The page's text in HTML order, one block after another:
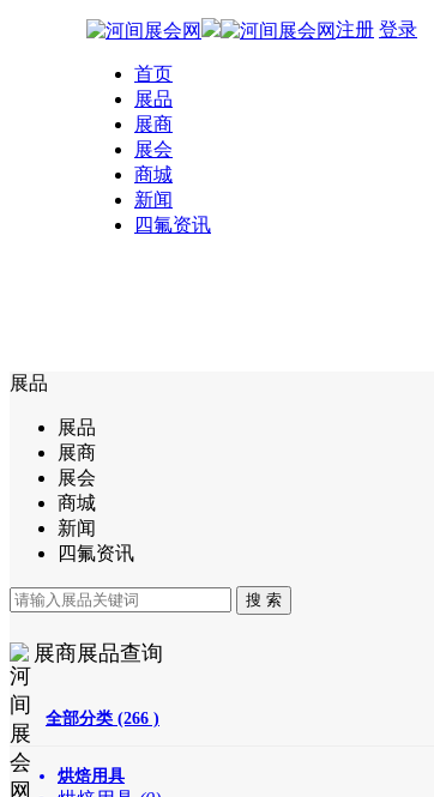
注册 登录
首页
展品
展商
展会
商城
新闻
四氟资讯
展品
展品
展商
展会
商城
新闻
四氟资讯
展商展品查询
全部分类 (266 )
烘焙用具